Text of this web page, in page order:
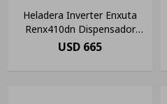
Heladera Inverter Enxuta
Renx410dn Dispensador
Eficiencia A Color Negro
USD 665